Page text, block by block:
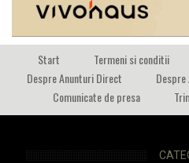
Start Termeni si conditii
Despre Anunturi Direct
Comunicate de presa